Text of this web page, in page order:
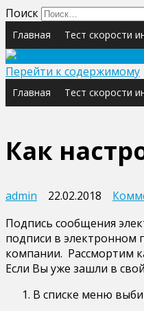
Поиск
Главная Тест скорости
Перейти к содержимому
Главная Тест скорости
Как
admin 22.02.2018
Подпись сообщения
подписи в электронном
компании. Рассмортим
Если Вы уже зашли в
В списке меню